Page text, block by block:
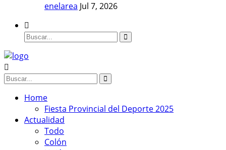
enelarea Jul 7, 2026
Home
Fiesta Provincial del Deporte 2025
Actualidad
Todo
Colón